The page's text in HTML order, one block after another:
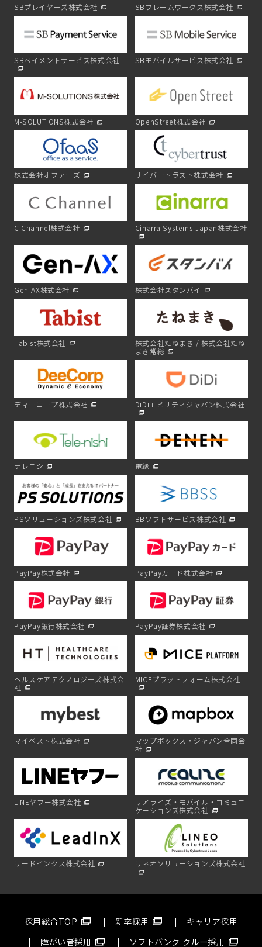
SBプレイヤーズ株式会社 SBフレームワークス株式会社
SBペイメントサービス株式会社 SBモバイルサービス株式会社
M-SOLUTIONS株式会社 OpenStreet株式会社
株式会社オファーズ サイバートラスト株式会社
C Channel株式会社 Cinarra Systems Japan株式会社
Gen-AX株式会社 株式会社スタンバイ
Tabist株式会社
株式会社たねまき / 株式会社たね
まき常総
ディーコープ株式会社 DiDiモビリティジャパン株式会社
テレニシ 電縁
PSソリューションズ株式会社 BBソフトサービス株式会社
PayPay株式会社 PayPayカード株式会社
PayPay銀行株式会社 PayPay証券株式会社
ヘルスケアテクノロジーズ株式会
社
MICEプラットフォーム株式会社
マイベスト株式会社
マップボックス・ジャパン合同会
社
LINEヤフー株式会社
リアライズ・モバイル・コミュニ
ケーションズ株式会社
リードインクス株式会社 リネオソリューションズ株式会社
採用総合TOP 新卒採用
キャリア採用
障がい者採用
ソフトバンク クルー採用